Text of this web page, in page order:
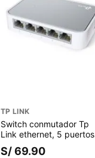
TP LINK
Switch conmutador Tp
Link ethernet, 5 puertos
megabits 10/100 mbps
S/ 69.90